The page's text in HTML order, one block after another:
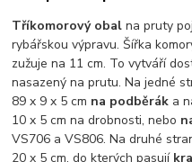
Tříkomorový obalna pruty
rybářskou výpravu. Šířka
zužuje na 11 cm. To vytváří
nasazený na prutu. Na jedné
89 x 9 x 5 cm na podběrák a
10 x 5 cm na drobnosti, nebo
VS706 a VS806. Na druhé
20 x 5 cm, do kterých pasují